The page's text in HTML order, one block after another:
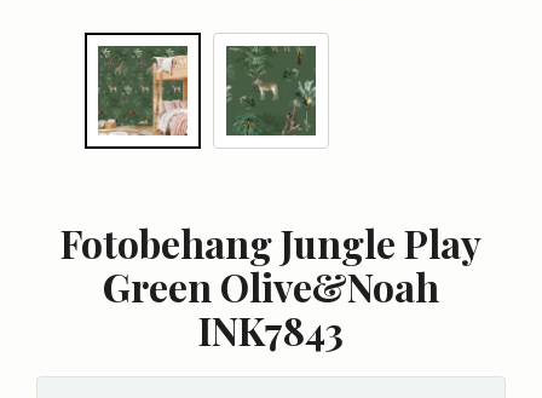
Fotobehang Jungle Play
Green Olive&Noah
INK7843